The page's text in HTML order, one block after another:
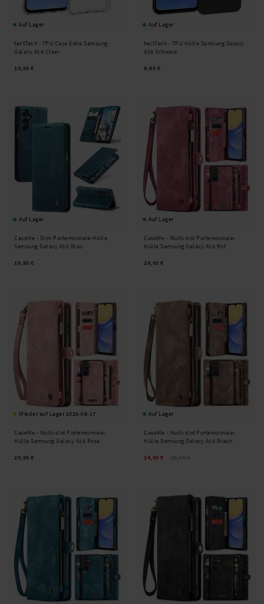
Auf Lager
tectTech - TPU Case Extra Samsung
Galaxy A16 Clear
10,95 €
Auf Lager
tectTech - TPU Hülle Samsung Galaxy
A16 Schwarz
9,95 €
Auf Lager
CaseMe - Slim Portemonnaie-Hülle
Samsung Galaxy A16 Blau
19,95 €
Auf Lager
CaseMe - Multi-slot Portemonnaie-
Hülle Samsung Galaxy A16 Rot
29,95 €
Wieder auf Lager 2026-08-17
CaseMe - Multi-slot Portemonnaie-
Hülle Samsung Galaxy A16 Rosa
29,95 €
Auf Lager
CaseMe - Multi-slot Portemonnaie-
Hülle Samsung Galaxy A16 Braun
24,95 €